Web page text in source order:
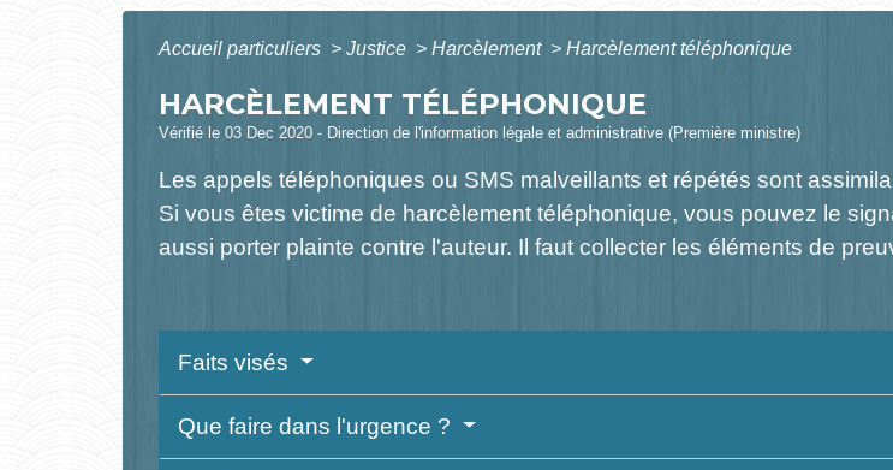
Accueil particuliers > Justice > Harcèlement > Harcèlement téléphonique
HARCÈLEMENT TÉLÉPHONIQUE
Vérifié le 03 Dec 2020 - Direction de l'information légale et administrative (Première ministre)
Les appels téléphoniques ou SMS malveillants et répétés sont
Si vous êtes victime de harcèlement téléphonique, vous pouvez le
aussi porter plainte contre l'auteur. Il faut collecter les éléments de
Faits visés
Que faire dans l'urgence ?